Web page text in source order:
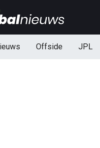
Offside JPL